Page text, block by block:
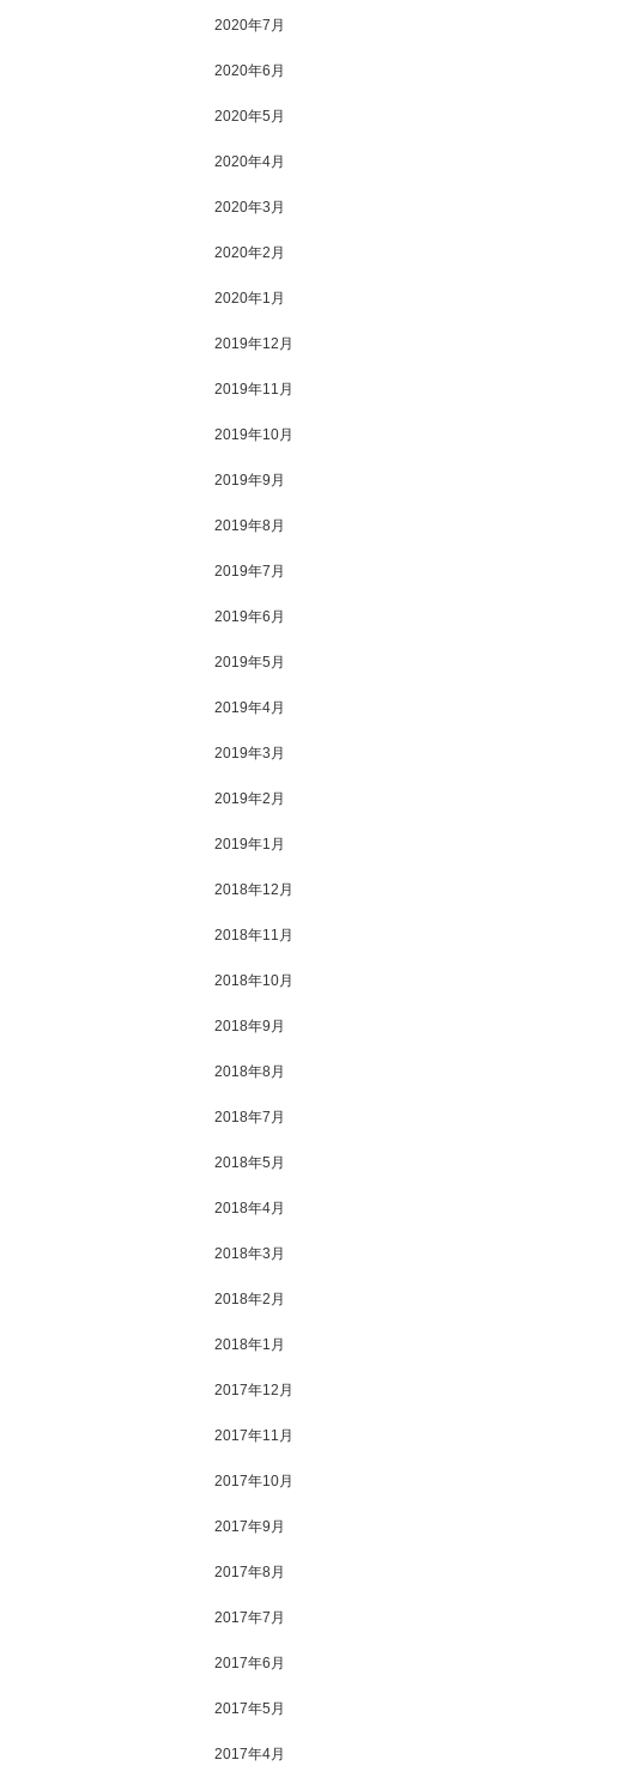
2020年7月
2020年6月
2020年5月
2020年4月
2020年3月
2020年2月
2020年1月
2019年12月
2019年11月
2019年10月
2019年9月
2019年8月
2019年7月
2019年6月
2019年5月
2019年4月
2019年3月
2019年2月
2019年1月
2018年12月
2018年11月
2018年10月
2018年9月
2018年8月
2018年7月
2018年5月
2018年4月
2018年3月
2018年2月
2018年1月
2017年12月
2017年11月
2017年10月
2017年9月
2017年8月
2017年7月
2017年6月
2017年5月
2017年4月